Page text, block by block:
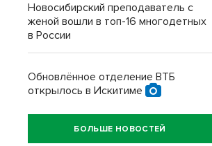
Новосибирский преподаватель с
женой вошли в топ-16 многодетных
в России
Обновлённое отделение ВТБ
открылось в Искитиме
БОЛЬШЕ НОВОСТЕЙ